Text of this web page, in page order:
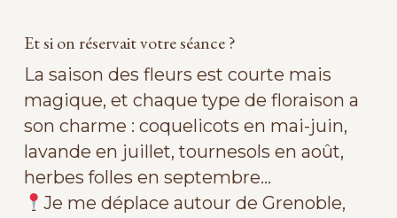
Et si on réservait votre séance ?
La saison des fleurs est courte mais
magique, et chaque type de floraison a
son charme : coquelicots en mai-juin,
lavande en juillet, tournesols en août,
herbes folles en septembre…
Je me déplace autour de Grenoble,